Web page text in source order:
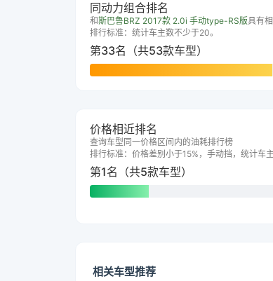
同动力组合排名
和斯巴鲁BRZ 2017款 2.0i 手动type-RS版具有
排行标准：统计车主数不少于20。
第33名（共53款车型）
价格相近排名
查询车型同一价格区间内的油耗排行榜
排行标准：价格差别小于15%，手动挡，统计车
第1名（共5款车型）
相关车型推荐